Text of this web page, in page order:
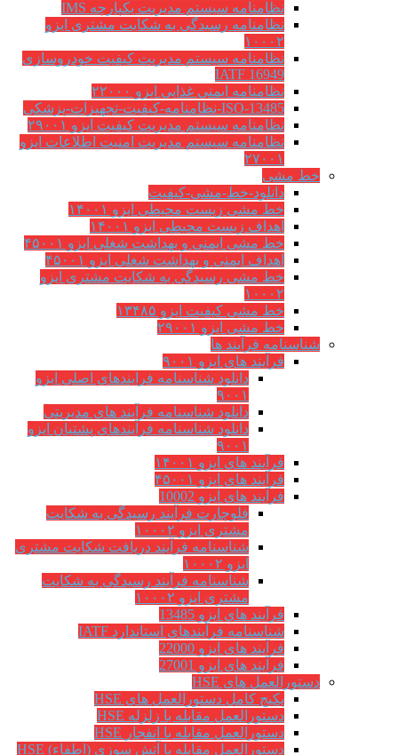
نظامنامه سیستم مدیریت یکپارچه IMS
نظامنامه رسیدگی به شکایت مشتری ایزو
۱۰۰۰۲
نظامنامه سیستم مدیریت کیفیت خودروسازی
IATF 16949
نظامنامه ایمنی غذایی ایزو ۲۲۰۰۰
ISO-13485-نظامنامه-کیفیت-تجهیزات-پزشکی
نظامنامه سیستم مدیریت کیفیت ایزو ۲۹۰۰۱
نظامنامه سیستم مدیریت امنیت اطلاعات ایزو
۲۷۰۰۱
خط مشی
دانلود-خط-مشی-کیفیت
خط مشی زیست محیطی ایزو ۱۴۰۰۱
اهداف زیست محیطی ایزو ۱۴۰۰۱
خط مشی ایمنی و بهداشت شغلی ایزو ۴۵۰۰۱
اهداف ایمنی و بهداشت شغلی ایزو ۴۵۰۰۱
خط مشی رسیدگی به شکایت مشتری ایزو
۱۰۰۰۲
خط مشی کیفیت ایزو ۱۳۴۸۵
خط مشی ایزو ۲۹۰۰۱
شناسنامه فرآیند ها
فرآیند های ایزو ۹۰۰۱
دانلود شناسنامه فرایندهای اصلی ایزو
۹۰۰۱
دانلود شناسنامه فرآیند های مدیریتی
دانلود شناسنامه فرآیندهای پشتیان ایزو
۹۰۰۱
فرآیند های ایزو ۱۴۰۰۱
فرآیند های ایزو ۴۵۰۰۱
فرآیند های ایزو 10002
فلوچارت فرآیند رسیدگی به شکایت
مشتری ایزو ۱۰۰۰۲
شناسنامه فرآیند دریافت شکایت مشتری
ایزو ۱۰۰۰۲
شناسنامه فرآیند رسیدگی به شکایت
مشتری ایزو ۱۰۰۰۲
فرآیند های ایزو 13485
شناسنامه فرآیندهای استاندارد IATF
فرآیند های ایزو 22000
فرآیند های ایزو 27001
دستورالعمل های HSE
پکیج کامل دستورالعمل های HSE
دستورالعمل مقابله با زلزله HSE
دستورالعمل مقابله با انفجار HSE
دستورالعمل مقابله با آتش سوزی (اطفاء) HSE